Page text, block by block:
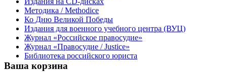
Методика / Methodice
Ко Дню Великой Победы
Издания для военного учебного центра (ВУЦ)
Журнал «Российское правосудие»
Журнал «Правосудие / Justice»
Библиотека российского юриста
Ваша корзина